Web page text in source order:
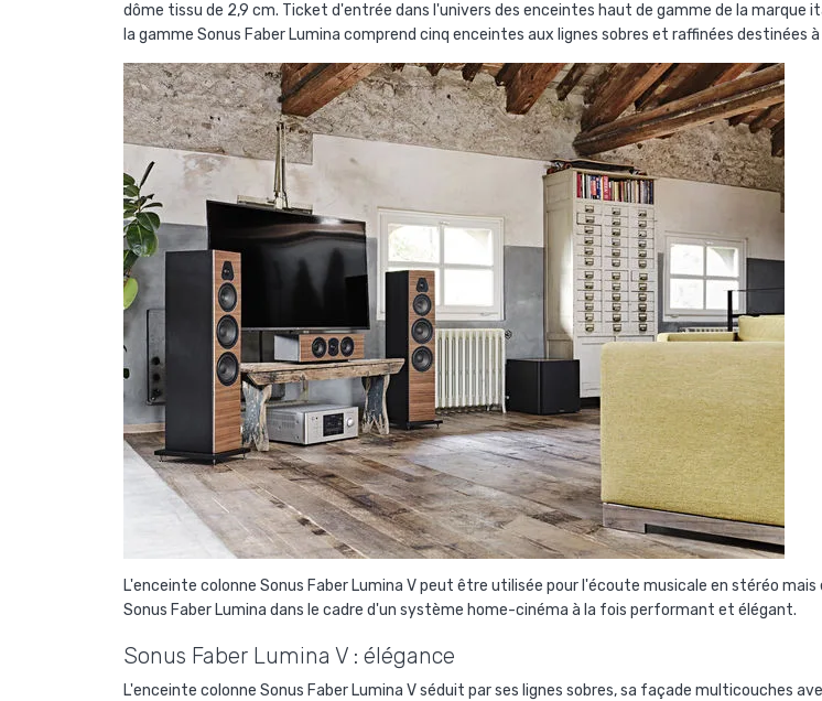
dôme tissu de 2,9 cm. Ticket d'entrée dans l'univers des enceintes haut de gamme de la marque
la gamme Sonus Faber Lumina comprend cinq enceintes aux lignes sobres et raffinées
L'enceinte colonne Sonus Faber Lumina V peut être utilisée pour l'écoute musicale en stéréo
Sonus Faber Lumina dans le cadre d'un système home-cinéma à la fois performant et élégant.
Sonus Faber Lumina V : élégance
L'enceinte colonne Sonus Faber Lumina V séduit par ses lignes sobres, sa façade multicouches